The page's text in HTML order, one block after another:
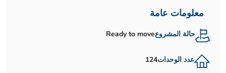
معلومات عامة
حالة المشروعReady to move
عدد الوحدات124